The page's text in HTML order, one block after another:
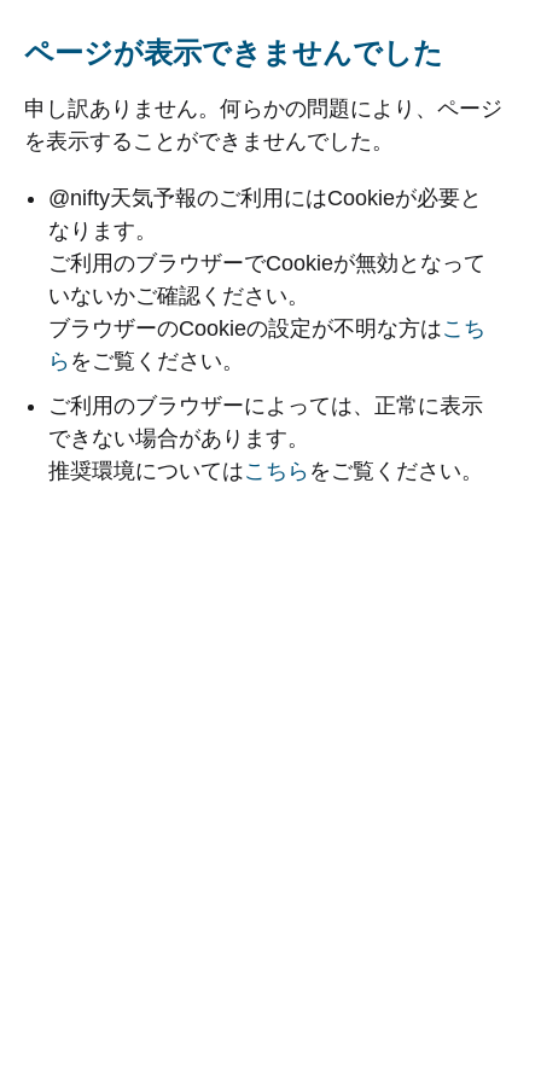
ページが表示できませんでした
申し訳ありません。何らかの問題により、ページ
を表示することができませんでした。
@nifty天気予報のご利用にはCookieが必要と
なります。
ご利用のブラウザーでCookieが無効となって
いないかご確認ください。
ブラウザーのCookieの設定が不明な方はこち
ら をご覧ください。
ご利用のブラウザーによっては、正常に表示
できない場合があります。
推奨環境についてはこちら をご覧ください。